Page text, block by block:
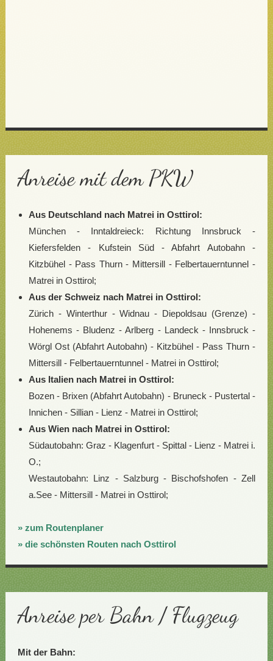
Anreise mit dem PKW
Aus Deutschland nach Matrei in Osttirol:
München - Inntaldreieck: Richtung Innsbruck -
Kiefersfelden - Kufstein Süd - Abfahrt Autobahn -
Kitzbühel - Pass Thurn - Mittersill - Felbertauerntunnel -
Matrei in Osttirol;
Aus der Schweiz nach Matrei in Osttirol:
Zürich - Winterthur - Widnau - Diepoldsau (Grenze) -
Hohenems - Bludenz - Arlberg - Landeck - Innsbruck -
Wörgl Ost (Abfahrt Autobahn) - Kitzbühel - Pass Thurn -
Mittersill - Felbertauerntunnel - Matrei in Osttirol;
Aus Italien nach Matrei in Osttirol:
Bozen - Brixen (Abfahrt Autobahn) - Bruneck - Pustertal -
Innichen - Sillian - Lienz - Matrei in Osttirol;
Aus Wien nach Matrei in Osttirol:
Südautobahn: Graz - Klagenfurt - Spittal - Lienz - Matrei i.
O.;
Westautobahn: Linz - Salzburg - Bischofshofen - Zell
a.See - Mittersill - Matrei in Osttirol;
» zum Routenplaner
» die schönsten Routen nach Osttirol
Anreise per Bahn / Flugzeug
Mit der Bahn: